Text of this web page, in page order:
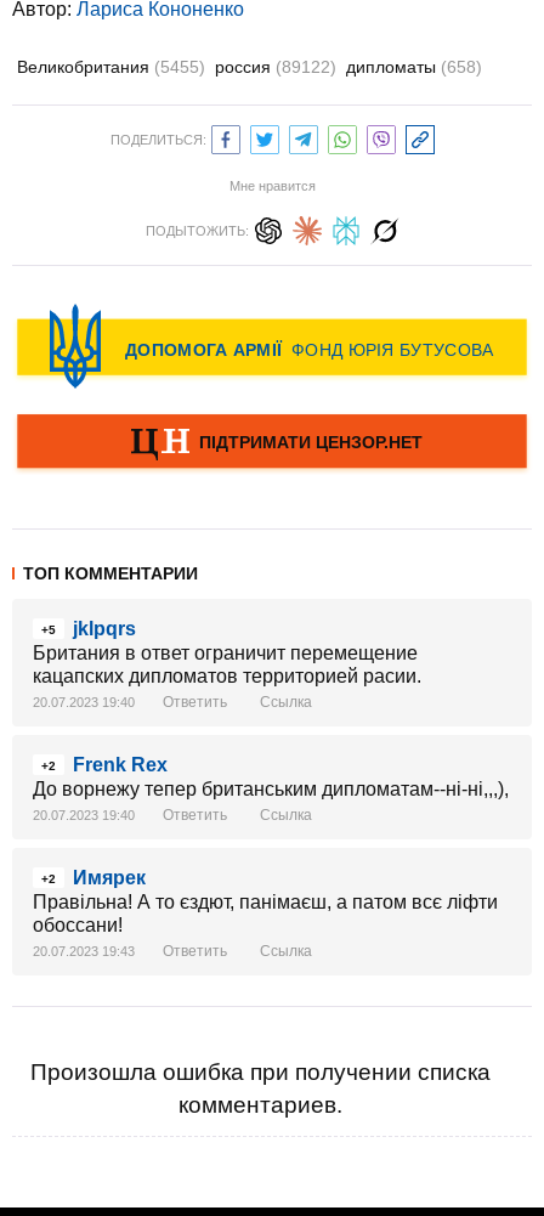
Автор: Лариса Кононенко
Великобритания (5455) россия (89122) дипломаты (658)
ПОДЕЛИТЬСЯ:
Мне нравится
ПОДЫТОЖИТЬ:
ТОП КОММЕНТАРИИ
+5
jklpqrs
Британия в ответ ограничит перемещение
кацапских дипломатов территорией расии.
20.07.2023 19:40 Ответить Ссылка
+2
Frenk Rex
До ворнежу тепер британським дипломатам--ні-ні,,,),
20.07.2023 19:40 Ответить Ссылка
+2
Имярек
Правільна! А то єздют, панімаєш, а патом всє ліфти
обоссани!
20.07.2023 19:43 Ответить Ссылка
Произошла ошибка при получении списка
комментариев.